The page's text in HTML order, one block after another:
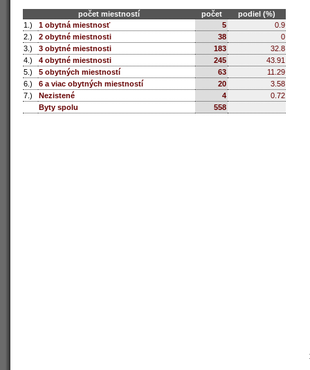
počet miestností počet
podiel (%)
1.)
1 obytná miestnosť 5
0.9
2.)
2 obytné miestnosti 38
0
3.)
3 obytné miestnosti 183
32.8
4.)
4 obytné miestnosti 245
43.91
5.)
5 obytných miestností 63
11.29
6.)
6 a viac obytných miestností 20
3.58
7.)
Nezistené 4
0.72
Byty spolu
558